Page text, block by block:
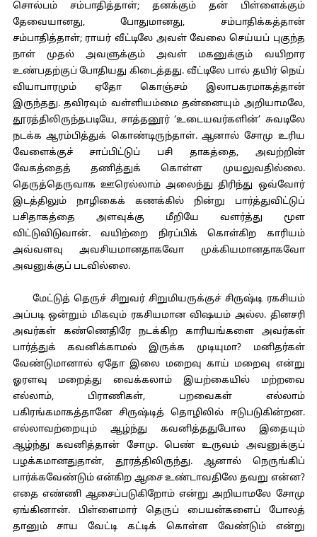
சொல்பம் சம்பாதித்தாள்; தனக்கும் தன் பிள்ளைக்கும்
தேவையானது, போதுமானது, சம்பாதிக்கத்தான்
சம்பாதித்தாள்; ராயர் வீட்டிலே அவள் வேலை செய்யப் புகுந்த
நாள் முதல் அவளுக்கும் அவள் மகனுக்கும் வயிறார
உண்பதற்குப் போதியது கிடைத்தது. வீட்டிலே பால் தயிர் நெய்
வியாபாரமும் ஏதோ கொஞ்சம் இலாபகரமாகத்தான்
இருந்தது. தவிரவும் வள்ளியம்மை தன்னையும் அறியாமலே,
தூரத்திலிருந்தபடியே, சாத்தனூர் ‘உடையவர்களின்’ சுவடிலே
நடக்க ஆரம்பித்துக் கொண்டிருந்தாள். ஆனால் சோமு உரிய
வேளைக்குச் சாப்பிட்டுப் பசி தாகத்தை, அவற்றின்
வேகத்தைத் தணித்துக் கொள்ள முயலுவதில்லை.
தெருத்தெருவாக ஊரெல்லாம் அலைந்து திரிந்து ஒவ்வோர்
இடத்திலும் நாழிகைக் கணக்கில் நின்று பார்த்துவிட்டுப்
பசிதாகத்தை அளவுக்கு மீறியே வளர்த்து மூள
விட்டுவிடுவான். வயிற்றை நிரப்பிக் கொள்கிற காரியம்
அவ்வளவு அவசியமானதாகவோ முக்கியமானதாகவோ
அவனுக்குப் படவில்லை.
மேட்டுத் தெருச் சிறுவர் சிறுமியருக்குச் சிருஷ்டி ரகசியம்
அப்படி ஒன்றும் மிகவும் ரகசியமான விஷயம் அல்ல. தினசரி
அவர்கள் கண்ணெதிரே நடக்கிற காரியங்களை அவர்கள்
பார்த்துக் கவனிக்காமல் இருக்க முடியுமா? மனிதர்கள்
வேண்டுமானால் ஏதோ இலை மறைவு காய் மறைவு என்று
ஓரளவு மறைத்து வைக்கலாம் இயற்கையில் மற்றவை
எல்லாம், பிராணிகள், பறவைகள் எல்லாம்
பகிரங்கமாகத்தானே சிருஷ்டித் தொழிலில் ஈடுபடுகின்றன.
எல்லாவற்றையும் ஆழ்ந்து கவனித்ததுபோல இதையும்
ஆழ்ந்து கவனித்தான் சோமு. பெண் உருவம் அவனுக்குப்
பழக்கமானதுதான், தூரத்திலிருந்து. ஆனால் நெருங்கிப்
பார்க்கவேண்டும் என்கிற ஆசை உண்டாவதிலே தவறு என்ன?
எதை எண்ணி ஆசைப்படுகிறோம் என்று அறியாமலே சோமு
ஏங்கினான். பிள்ளைமார் தெருப் பையன்களைப் போலத்
தானும் சாய வேட்டி கட்டிக் கொள்ள வேண்டும் என்று